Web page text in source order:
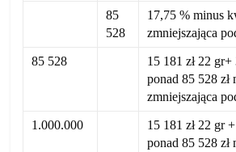
85
528
17,75 % minus
zmniejszająca
85 528
15 181 zł 22
ponad 85 528 zł
zmniejszająca
1.000.000
15 181 zł 22 gr
ponad 85 528 zł